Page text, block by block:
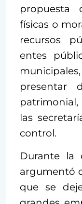
propuesta
físicas o
recursos
entes
presentar
las
control.
Durante la
argumentó
que se